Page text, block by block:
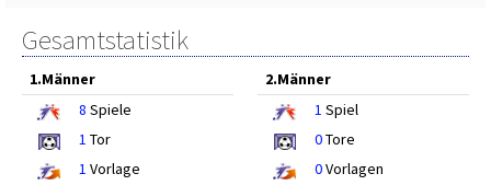
Gesamtstatistik
1.Männer
8 Spiele
1 Tor
1 Vorlage
2.Männer
1 Spiel
0Tore
0Vorlagen